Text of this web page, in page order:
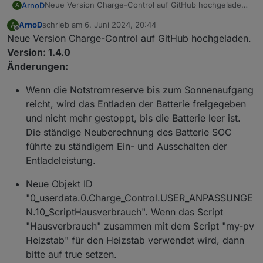
A ArnoDNeue Version Charge-Control auf GitHub hochgeladen.
Änderungen:
Parameter in VIS können jetzt auch einzeln unter
„Einstellung manuell“ geändert werden.
Regelung Charge-Control wird gestoppt, wenn
wird
A
Offline
ArnoDschrieb am 6. Juni 2024, 20:44
zuletzt editiert von
Neue Version Charge-Control auf GitHub hochgeladen.
Version: 1.4.0
Änderungen:
Wenn die Notstromreserve bis zum Sonnenaufgang
reicht, wird das Entladen der Batterie freigegeben
und nicht mehr gestoppt, bis die Batterie leer ist.
Die ständige Neuberechnung des Batterie SOC
führte zu ständigem Ein- und Ausschalten der
Entladeleistung.
Neue Objekt ID
"0_userdata.0.Charge_Control.USER_ANPASSUNGE
N.10_ScriptHausverbrauch". Wenn das Script
"Hausverbrauch" zusammen mit dem Script "my-pv
Heizstab" für den Heizstab verwendet wird, dann
bitte auf true setzen.